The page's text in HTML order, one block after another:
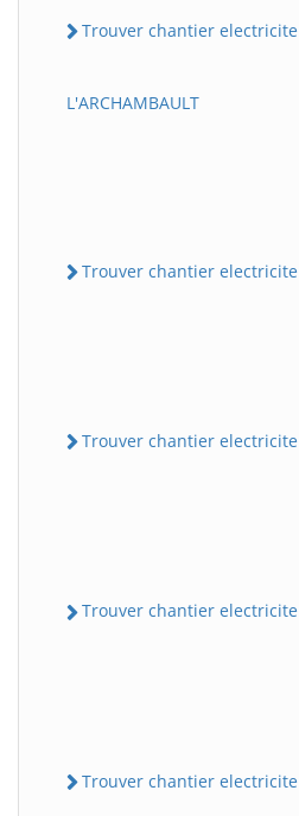
Trouver chantier electricite
L'ARCHAMBAULT
Trouver chantier electricite
Trouver chantier electricite
Trouver chantier electricite
Trouver chantier electricite